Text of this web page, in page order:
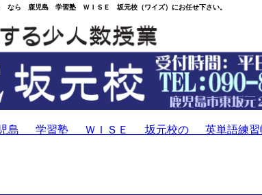
ら 鹿児島 学習塾 ＷＩＳＥ 坂元校（ワイズ）にお任せ下さい。
島 学習塾 ＷＩＳＥ 坂元校の 英単語練習